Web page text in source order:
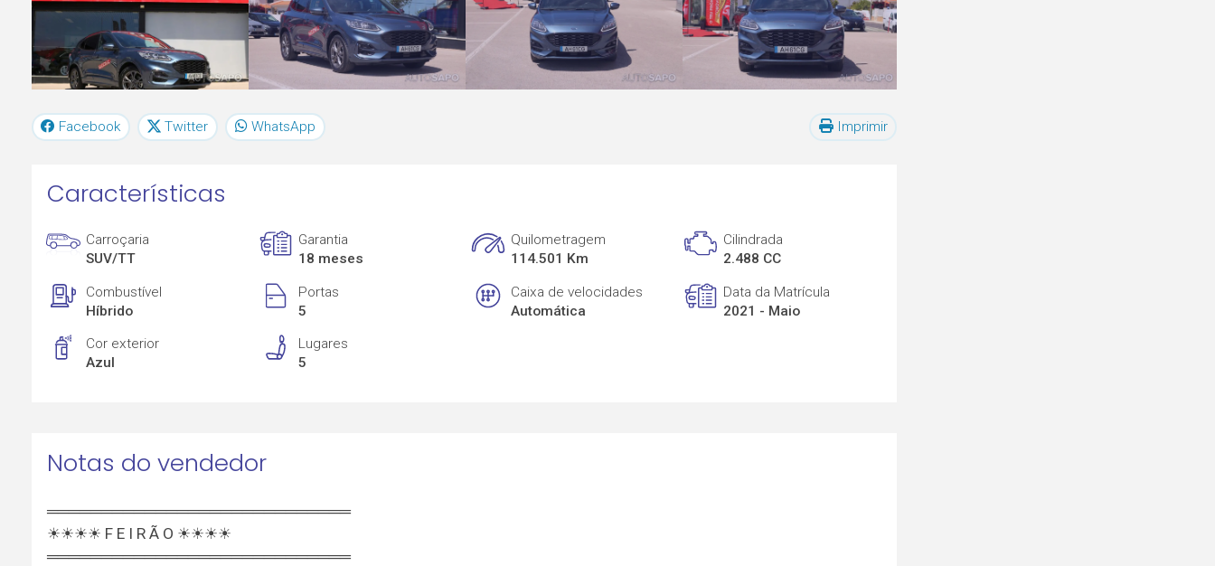
Facebook Twitter WhatsApp Imprimir
Características
Carroçaria
SUV/TT
Garantia
18 meses
Quilometragem
114.501 Km
Cilindrada
2.488 CC
Combustível
Híbrido
Portas
5
Caixa de velocidades
Automática
Data da Matrícula
2021 - Maio
Cor exterior
Azul
Lugares
5
Notas do vendedor
════════════════════════════
☀☀☀☀ F E I R Ã O ☀☀☀☀
════════════════════════════